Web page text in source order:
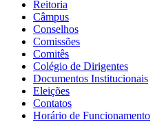
Reitoria
Câmpus
Conselhos
Comissões
Comitês
Colégio de Dirigentes
Documentos Institucionais
Eleições
Contatos
Horário de Funcionamento